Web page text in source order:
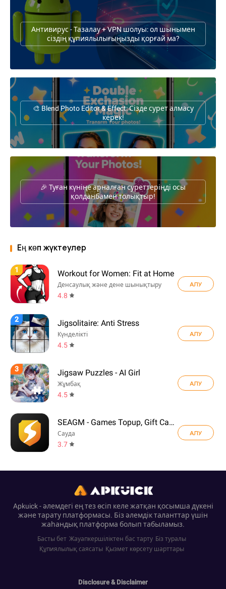
Антивирус - Тазалау + VPN шолуы: ол шынымен
сіздің құпиялылығыңызды қорғай ма?
🎨 Blend Photo Editor & Effect: Сізде сурет алмасу
керек!
🎉 Туған күніңе арналған суреттеріңді осы
қолданбамен толықтыр!
Ең көп жүктеулер
1 Workout for Women: Fit at Home
Денсаулық және дене шынықтыру
4.8
АЛУ
2 Jigsolitaire: Anti Stress
Күнделікті
4.5
АЛУ
3 Jigsaw Puzzles - AI Girl
Жұмбақ
4.5
АЛУ
SEAGM - Games Topup, Gift Card
Сауда
3.7
АЛУ
Apkuick - әлемдегі ең тез өсіп келе жатқан қосымша дүкені
және тарату платформасы. Біз әлемдік таланттар үшін
жаһандық платформа болып табыламыз.
Басты бет Жауапкершіліктен бас тарту Біз туралы
Құпиялылық саясаты Қызмет көрсету шарттары
Disclosure & Disclaimer